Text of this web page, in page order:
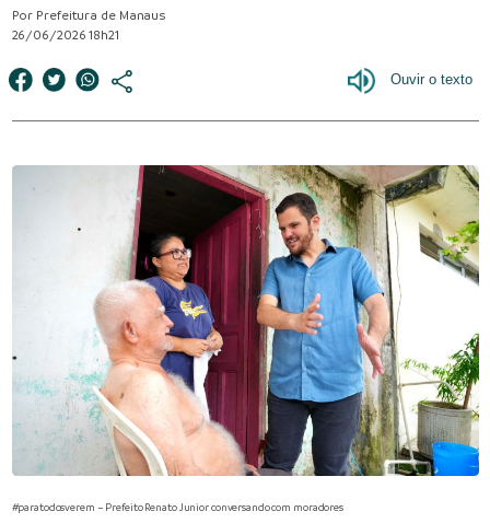
Por Prefeitura de Manaus
26/06/2026 18h21
#paratodosverem – Prefeito Renato Junior conversando com moradores